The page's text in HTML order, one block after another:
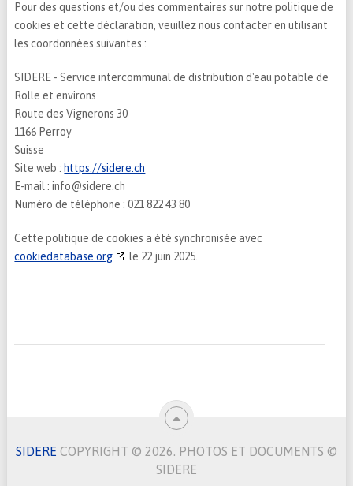
Pour des questions et/ou des commentaires sur notre politique de
cookies et cette déclaration, veuillez nous contacter en utilisant
les coordonnées suivantes :
SIDERE - Service intercommunal de distribution d'eau potable de
Rolle et environs
Route des Vignerons 30
1166 Perroy
Suisse
Site web : https://sidere.ch
E-mail :info@sidere.ch
Numéro de téléphone : 021 822 43 80
Cette politique de cookies a été synchronisée avec
cookiedatabase.org
le 22 juin 2025.
SIDERE COPYRIGHT © 2026. PHOTOS ET DOCUMENTS ©
SIDERE